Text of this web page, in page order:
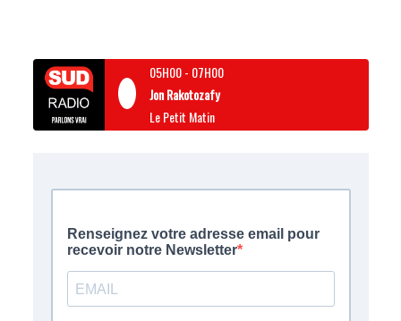
05H00- 07H00
Jon Rakotozafy
Le Petit Matin